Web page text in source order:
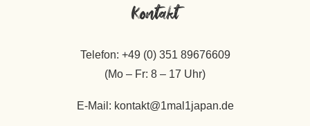
Kontakt
Telefon: +49 (0) 351 89676609
(Mo – Fr: 8 – 17 Uhr)
E-Mail: kontakt@1mal1japan.de